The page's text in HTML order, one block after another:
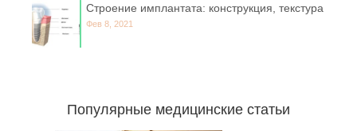
Строение имплантата: конструкция, текстура
Фев 8, 2021
Популярные медицинские статьи